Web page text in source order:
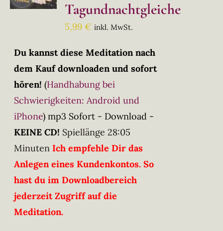
Tagundnachtgleiche
5,99€ inkl. MwSt.
Du kannst diese Meditation nach
dem Kauf downloaden und sofort
hören! (Handhabung bei
Schwierigkeiten: Android und
iPhone) mp3 Sofort - Download -
KEINE CD! Spiellänge 28:05
Minuten Ich empfehle Dir das
Anlegen eines Kundenkontos. So
hast du im Downloadbereich
jederzeit Zugriff auf die
Meditation.